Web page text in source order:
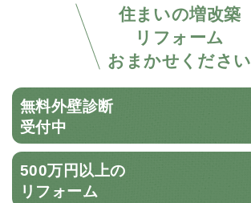
住まいの増改築
リフォーム
おまかせください
無料外壁診断
受付中
500万円以上の
リフォーム